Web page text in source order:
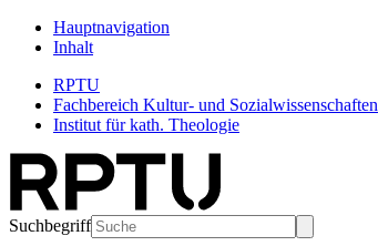
Hauptnavigation
Inhalt
RPTU
Fachbereich Kultur- und Sozialwissenschaften
Institut für kath. Theologie
Suchbegriff